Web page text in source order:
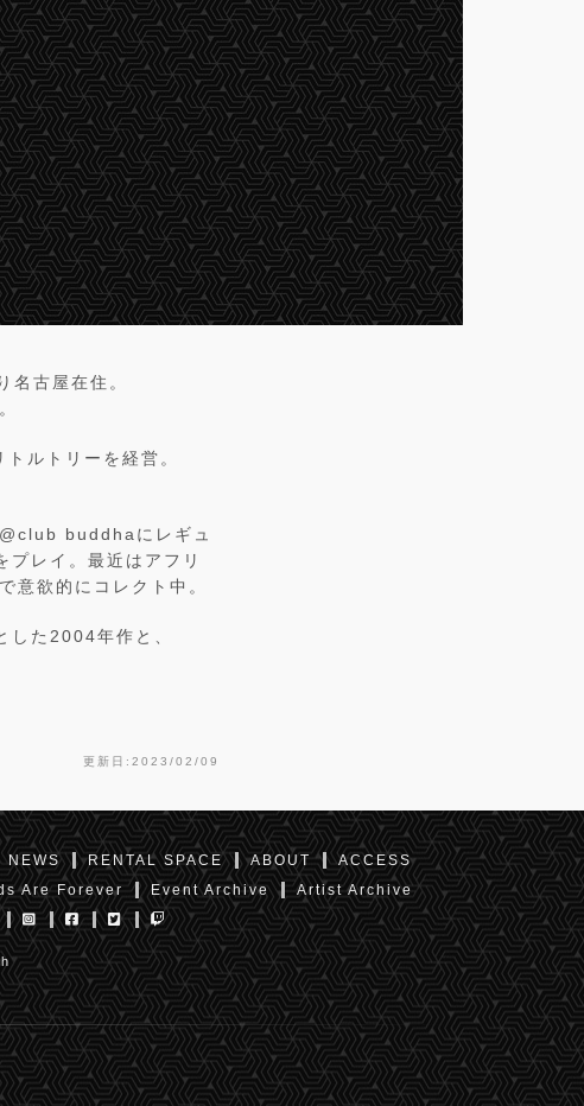
古屋在住。
ルトリーを経営。
buddhaにレギュ
レイ。最近はアフリ
意欲的にコレクト中。
た2004年作と、
更新日:2023/02/09
NEWS RENTAL SPACE ABOUT
ACCESS
Are Forever Event Archive
Artist Archive